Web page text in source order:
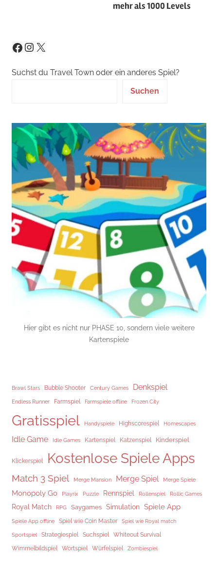
mehr als 1000 Levels
Facebook
Instagram
X
Suchst du Travel Town oder ein anderes Spiel?
Suchen
Hier gibt es nicht nur PHASE 10, sondern viele weitere
Kartenspiele
Brawl Stars Bubble Shooter Century Games Denkspiel
Endless Runner Farmspiel Farmspiele offline Frozen City
Gratisspiel Handyspiele Highscorespiel Homescapes
Idle Game Idle Games Kartenspiel Katzenspiel Kinderspiel
Klickerspiel Kostenlose Spiele Apps
Match 3 Spiel Merge Mansion Merge Spiel Merge Spiele
Monopoly Go Playrix Puzzle Rennspiel Rollenspiel Rollic Games
Royal Match RPG Saygames Simulation Spiele App
Spiele App offline Spiel wie Coin Master Spiel wie Royal match
Sportspiel Strategiespiel Suchspiel
Whiteout Survival
Wimmelbildspiel
Wortspiel Würfelspiel Zombiespiel